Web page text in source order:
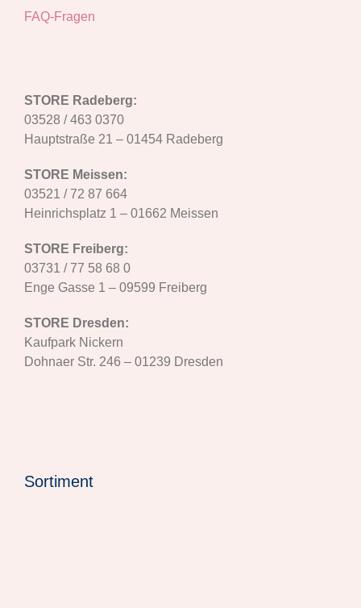
FAQ-Fragen
STORE Radeberg:
03528 / 463 0370
Hauptstraße 21 – 01454 Radeberg
STORE Meissen:
03521 / 72 87 664
Heinrichsplatz 1 – 01662 Meissen
STORE Freiberg:
03731 / 77 58 68 0
Enge Gasse 1 – 09599 Freiberg
STORE Dresden:
Kaufpark Nickern
Dohnaer Str. 246 – 01239 Dresden
Sortiment